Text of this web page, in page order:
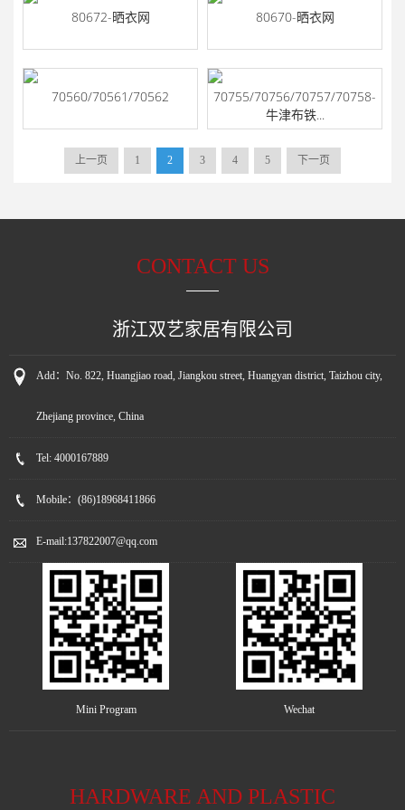
80672-晒衣网 80670-晒衣网
70560/70561/70562
70755/70756/70757/70758-
牛津布铁...
上一页 1 2 3 4 5 下一页
CONTACT US
浙江双艺家居有限公司
Add： No. 822, Huangjiao road, Jiangkou street, Huangyan district, Taizhou city,
Zhejiang province, China
Tel: 4000167889
Mobile： (86)18968411866
E-mail:137822007@qq.com
Mini Program Wechat
HARDWARE AND PLASTIC